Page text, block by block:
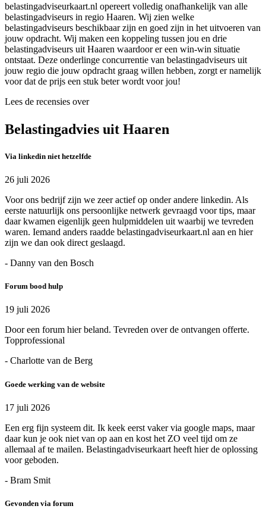
belastingadviseurkaart.nl opereert volledig onafhankelijk van alle
belastingadviseurs in regio Haaren. Wij zien welke
belastingadviseurs beschikbaar zijn en goed zijn in het uitvoeren van
jouw opdracht. Wij maken een koppeling tussen jou en drie
belastingadviseurs uit Haaren waardoor er een win-win situatie
ontstaat. Deze onderlinge concurrentie van belastingadviseurs uit
jouw regio die jouw opdracht graag willen hebben, zorgt er namelijk
voor dat de prijs een stuk beter wordt voor jou!
Lees de recensies over
Belastingadvies uit Haaren
Via linkedin niet hetzelfde
26 juli 2026
Voor ons bedrijf zijn we zeer actief op onder andere linkedin. Als
eerste natuurlijk ons persoonlijke netwerk gevraagd voor tips, maar
daar kwamen eigenlijk geen hulpmiddelen uit waarbij we tevreden
waren. Iemand anders raadde belastingadviseurkaart.nl aan en hier
zijn we dan ook direct geslaagd.
- Danny van den Bosch
Forum bood hulp
19 juli 2026
Door een forum hier beland. Tevreden over de ontvangen offerte.
Topprofessional
- Charlotte van de Berg
Goede werking van de website
17 juli 2026
Een erg fijn systeem dit. Ik keek eerst vaker via google maps, maar
daar kun je ook niet van op aan en kost het ZO veel tijd om ze
allemaal af te mailen. Belastingadviseurkaart heeft hier de oplossing
voor geboden.
- Bram Smit
Gevonden via forum